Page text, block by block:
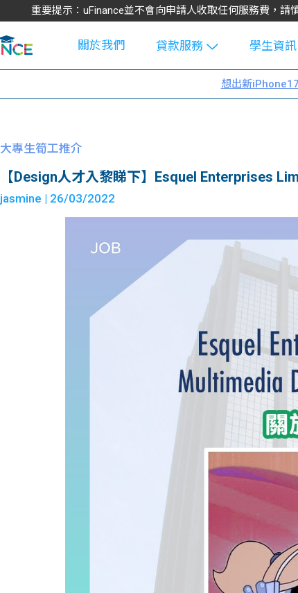
重要提示：uFinance並不會向申請人收取任何服務費，
關於我們
貸款服務
學生貸款
大學生學費
機
貸款計數
學生資訊
Blog
大專生
Exchang
理財
101
想出新
大專生筍工推介
【Design人才入黎睇下】Esquel Enterprises
jasmine | 26/03/2022